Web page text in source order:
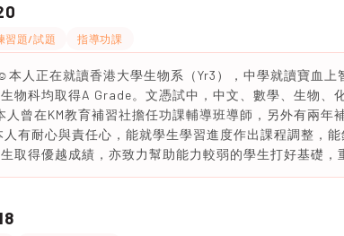
習題/試題 指導功課
人正在就讀香港大學生物系（Yr3），中學就讀寶血上
物科均取得A Grade。文憑試中，中文、數學、生物、
人曾在KM教育補習社擔任功課輔導班導師，另外有兩年
人有耐心與責任心，能就學生學習進度作出課程調整，能
取得優越成績，亦致力幫助能力較弱的學生打好基礎，